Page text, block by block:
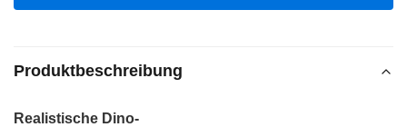
Produktbeschreibung
Realistische Dino-